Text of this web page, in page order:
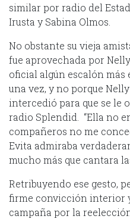
similar por radio del
Irusta y Sabina Olmos.
No obstante su vieja
fue aprovechada por
oficial algún escalón más
una vez, y no porque
intercedió para que se le
radio Splendid. “Ella no
compañeros no me
Evita admiraba
mucho más que cantara
Retribuyendo ese gesto,
firme convicción interior
campaña por la